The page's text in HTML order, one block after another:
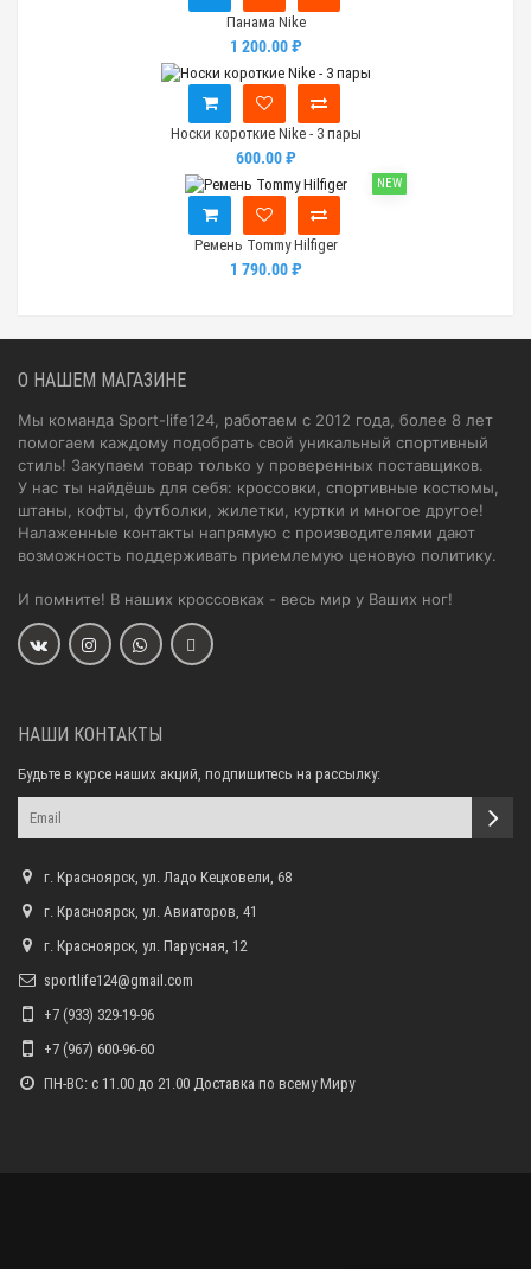
Панама Nike
1 200.00 ₽
Носки короткие Nike - 3 пары
600.00 ₽
NEW
Ремень Tommy Hilfiger
1 790.00 ₽
О НАШЕМ МАГАЗИНЕ
Мы команда Sport-life124, работаем с 2012 года, более 8 лет
помогаем каждому подобрать свой уникальный спортивный
стиль! Закупаем товар только у проверенных поставщиков.
У нас ты найдёшь для себя: кроссовки, спортивные костюмы,
штаны, кофты, футболки, жилетки, куртки и многое другое!
Налаженные контакты напрямую с производителями дают
возможность поддерживать приемлемую ценовую политику.
И помните! В наших кроссовках - весь мир у Ваших ног!
НАШИ КОНТАКТЫ
Будьте в курсе наших акций, подпишитесь на рассылку:
г. Красноярск, ул. Ладо Кецховели, 68
г. Красноярск, ул. Авиаторов, 41
г. Красноярск, ул. Парусная, 12
sportlife124@gmail.com
+7 (933) 329-19-96
+7 (967) 600-96-60
ПН-ВС: с 11.00 до 21.00 Доставка по всему Миру